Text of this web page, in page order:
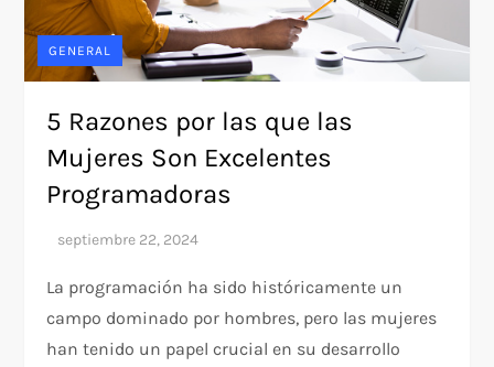
GENERAL
5 Razones por las que las
Mujeres Son Excelentes
Programadoras
La programación ha sido históricamente un
campo dominado por hombres, pero las mujeres
han tenido un papel crucial en su desarrollo